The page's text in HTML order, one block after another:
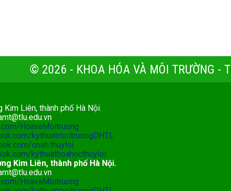
© 2026 - KHOA HÓA VÀ MÔI TRƯỜNG -
Liên, thành phố Hà Nội.
HoavaMoitruong
kythuatmoitruongDHTL
cnsh.thuyloi
kythuathoahocthuyloi
Kim Liên, thành phố Hà Nội.
HoavaMoitruong